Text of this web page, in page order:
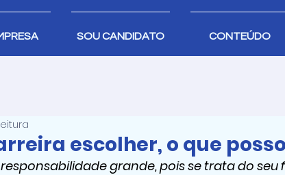
SOU CANDIDATO CONTEÚDO
escolher, o que
grande, pois se trata do seu